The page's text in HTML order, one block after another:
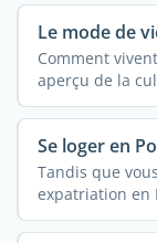
Le mode de
Comment
aperçu de la
Se loger en
Tandis que
expatriation en